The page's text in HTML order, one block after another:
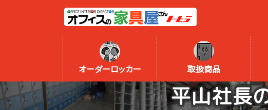
オーダーロッカー 取扱商品
平山社長